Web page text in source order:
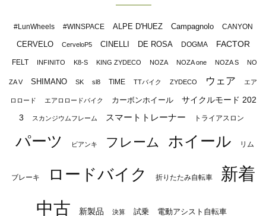
#LunWheels #WINSPACE ALPE D'HUEZ Campagnolo CANYON
CERVELO CerveloP5 CINELLI DE ROSA DOGMA FACTOR
FELT INFINITO K8-S KING ZYDECO NOZA NOZA one NOZA S NO
ZA V SHIMANO SK sl8 TIME TTバイク ZYDECO ウェア エア
ロロード エアロロードバイク カーボンホイール
サイクルモード 202
3
スカンジウムフレーム スマートトレーナー トライアスロン
パーツ ビアンキ フレーム ホイール リム
ブレーキ ロードバイク 折りたたみ自転車
新着
中古
新製品 決算 試乗 電動アシスト自転車